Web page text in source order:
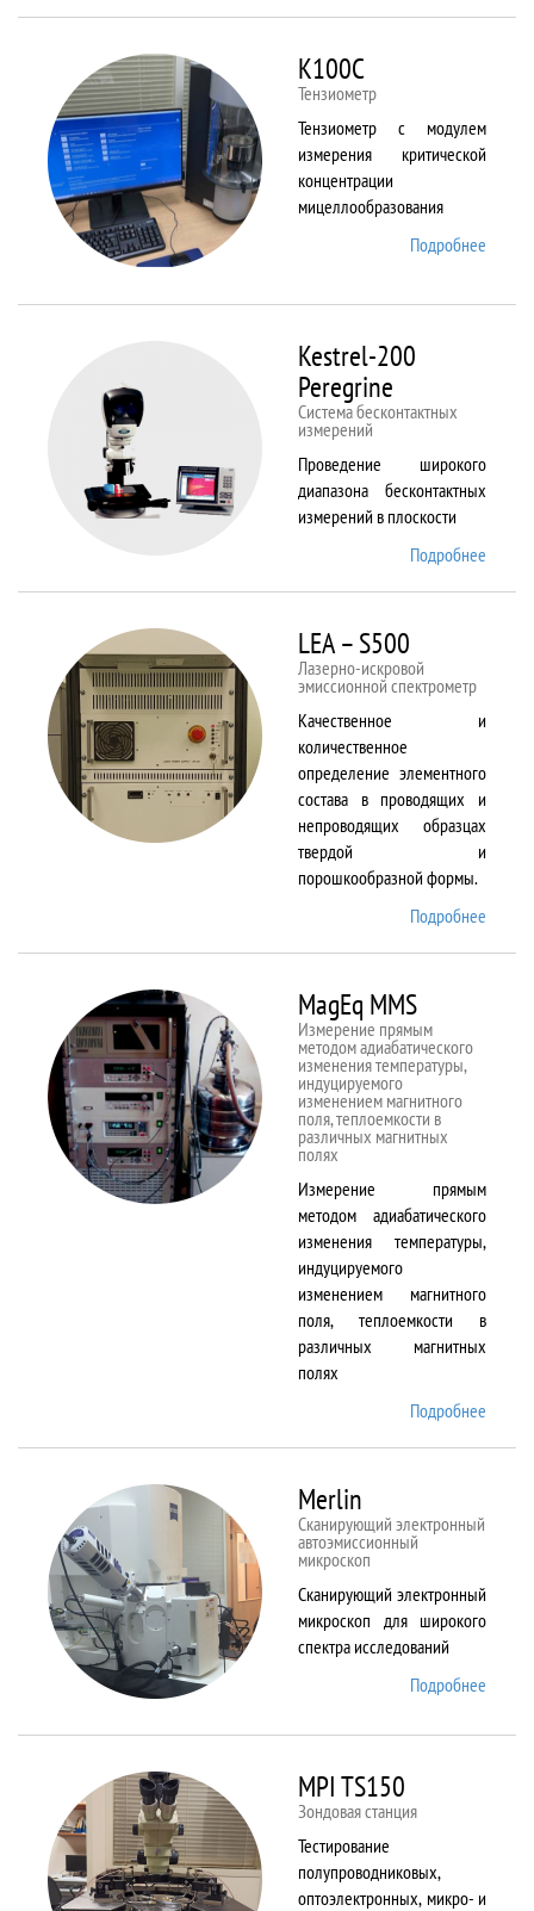
K100C
Тензиометр
Тензиометр с модулем
измерения критической
концентрации
мицеллообразования
Подробнее
Kestrel-200
Peregrine
Система бесконтактных
измерений
Проведение широкого
диапазона бесконтактных
измерений в плоскости
Подробнее
LEA – S500
Лазерно-искровой
эмиссионной спектрометр
Качественное и
количественное
определение элементного
состава в проводящих и
непроводящих образцах
твердой и
порошкообразной формы.
Подробнее
MagEq MMS
Измерение прямым
методом адиабатического
изменения температуры,
индуцируемого
изменением магнитного
поля, теплоемкости в
различных магнитных
полях
Измерение прямым
методом адиабатического
изменения температуры,
индуцируемого
изменением магнитного
поля, теплоемкости в
различных магнитных
полях
Подробнее
Merlin
Сканирующий электронный
автоэмиссионный
микроскоп
Сканирующий электронный
микроскоп для широкого
спектра исследований
Подробнее
MPI TS150
Зондовая станция
Тестирование
полупроводниковых,
оптоэлектронных, микро- и